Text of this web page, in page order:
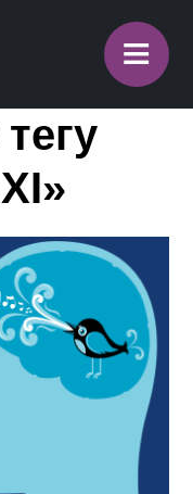
≡